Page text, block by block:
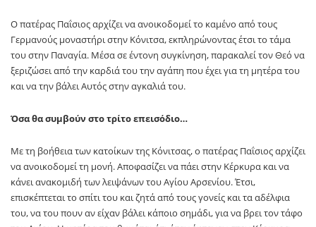
Ο πατέρας Παΐσιος αρχίζει να ανοικοδομεί το καμένο από τους
Γερμανούς μοναστήρι στην Κόνιτσα, εκπληρώνοντας έτσι το τάμα
του στην Παναγία. Μέσα σε έντονη συγκίνηση, παρακαλεί τον Θεό να
ξεριζώσει από την καρδιά του την αγάπη που έχει για τη μητέρα του
και να την βάλει Αυτός στην αγκαλιά του.
Όσα θα συμβούν στο τρίτο επεισόδιο…
Με τη βοήθεια των κατοίκων της Κόνιτσας, ο πατέρας Παΐσιος αρχίζει
να ανοικοδομεί τη μονή. Αποφασίζει να πάει στην Κέρκυρα και να
κάνει ανακομιδή των λειψάνων του Αγίου Αρσενίου. Έτσι,
επισκέπτεται το σπίτι του και ζητά από τους γονείς και τα αδέλφια
του, να του πουν αν είχαν βάλει κάποιο σημάδι, για να βρει τον τάφο